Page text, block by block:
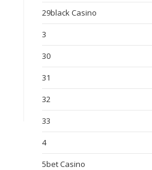
29black Casino
3
30
31
32
33
4
5bet Casino